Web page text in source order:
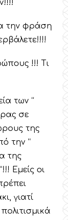
την φράση
!!! Τι
των “
σε
της
την “
της
Εμείς οι
γιατί